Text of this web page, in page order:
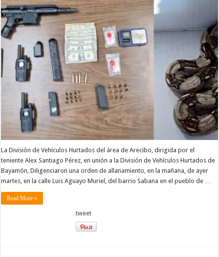
La División de Vehículos Hurtados del área de Arecibo, dirigida por el
teniente Alex Santiago Pérez, en unión a la División de Vehículos Hurtados de
Bayamón, Diligenciaron una orden de allanamiento, en la mañana, de ayer
martes, en la calle Luis Aguayo Muriel, del barrio Sabana en el pueblo de …
Read More »
tweet